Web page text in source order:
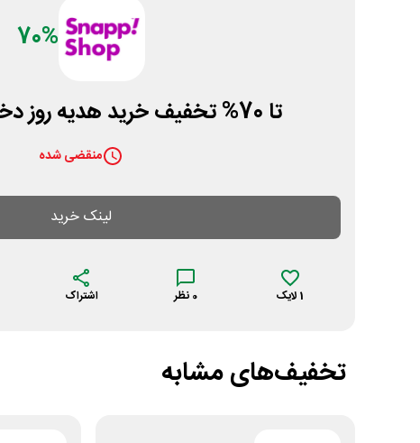
70%
تا 70% تخفیف خرید هدیه روز دختر اسنپ شاپ
منقضی شده
لینک خرید
1 لایک 0 نظر اشتراک
تخفیف‌های مشابه